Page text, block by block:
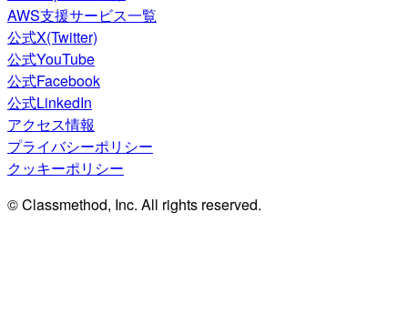
AWS支援サービス一覧
公式X(Twitter)
公式YouTube
公式Facebook
公式LinkedIn
アクセス情報
プライバシーポリシー
クッキーポリシー
© Classmethod, Inc. All rights reserved.